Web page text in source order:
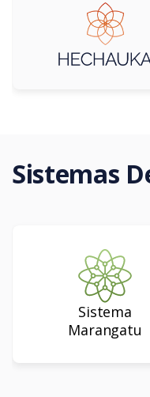
Sistemas
Sistema
Marangatu